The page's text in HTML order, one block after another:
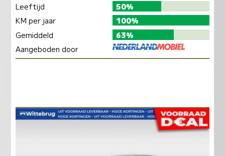
Leeftijd
50%
KM per jaar
100%
Gemiddeld
63%
Aangeboden door